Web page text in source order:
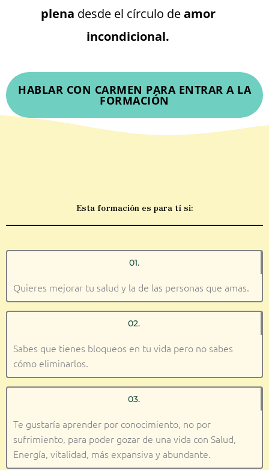
plena desde el círculo deamor
incondicional.
HABLAR CON CARMEN PARA ENTRAR A LA
FORMACIÓN
Esta formación es para tí si:
01.
Quieres mejorar tu salud y la de las personas que amas.
02.
Sabes que tienes bloqueos en tu vida pero no sabes
cómo eliminarlos.
03.
Te gustaría aprender por conocimiento, no por
sufrimiento, para poder gozar de una vida con Salud,
Energía, vitalidad, más expansiva y abundante.